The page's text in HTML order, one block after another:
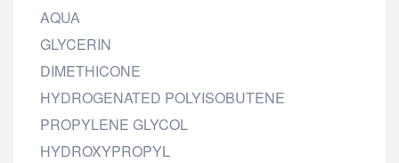
AQUA
GLYCERIN
DIMETHICONE
HYDROGENATED POLYISOBUTENE
PROPYLENE GLYCOL
HYDROXYPROPYL